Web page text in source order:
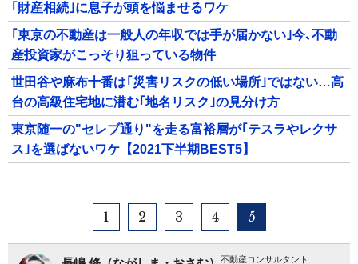
｢財産相続｣に息子が頭を悩ませるワケ
｢東京の不動産は一般人の年収では手が届かない｣今､不動
産投資家がこっそり狙っている物件
世田谷や麻布十番は｢災害リスクの低い場所｣ではない…高
台の高級住宅地に潜む｢地名リスク｣の見分け方
東京随一の"セレブ通り"を走る富裕層が｢テスラやレクサ
ス｣を選ばないワケ【2021下半期BEST5】
1 2 3 4 5
不動産コンサルタント